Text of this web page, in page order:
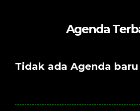
Agenda
Tidak ada Agenda